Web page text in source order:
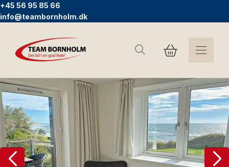
+45 56 95 85 66
info@teambornholm.dk
Søg